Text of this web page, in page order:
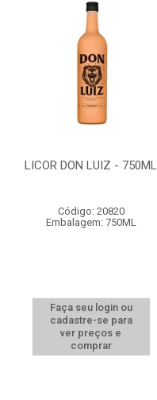
LICOR DON LUIZ - 750ML
Código: 20820
Embalagem: 750ML
Faça seu login ou
cadastre-se para
ver preços e
comprar